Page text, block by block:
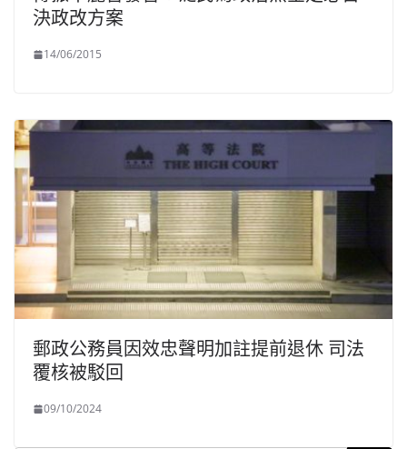
決政改方案
14/06/2015
郵政公務員因效忠聲明加註提前退休 司法
覆核被駁回
09/10/2024